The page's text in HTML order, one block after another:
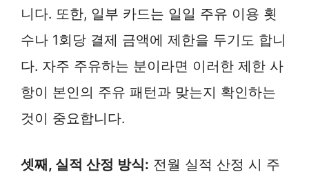
니다. 또한, 일부 카드는 일일 주유 이용 횟
수나 1회당 결제 금액에 제한을 두기도 합니
다. 자주 주유하는 분이라면 이러한 제한 사
항이 본인의 주유 패턴과 맞는지 확인하는
것이 중요합니다.
셋째, 실적 산정 방식: 전월 실적 산정 시 주